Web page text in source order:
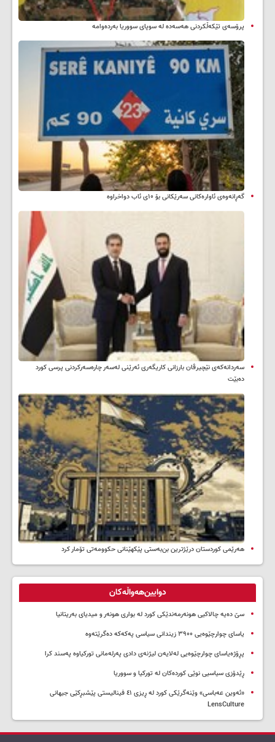
پرۆسەی تێکەڵکردنی هەسەدە لە سوپای سووریا بەردەوامە
گەڕانەوەی ئاوارەکانی سەرێکانی بۆ ۱۰ی ئاب دواخراوە
سه‌ردانه‌کەی نێچیرڤان بارزانی كاریگه‌ری ئه‌رێنی له‌سه‌ر چاره‌سه‌ركردنی پرسی كورد
ده‌بێت
هەرێمی کوردستان درێژترین بن‌بەستی پێکهێنانی حکوومەتی تۆمار کرد
دوایین‌هەواڵەکان
سێ دەیە چالاکیی هونەرمەندێکی کورد لە بواری هونەر و میدیای بەریتانیا
یاسای چوارچێوەیی ۳۹۰۰ زیندانی سیاسی پەکەکە دەگرێتەوە
پڕۆژەیاسای چوارچێوەیی لەلایەن لیژنەی دادی پەرلەمانی تورکیاوە پەسند کرا
ڕێدۆزی سیاسیی نوێی کوردەکان لە تورکیا و سووریا
«ئەوین عەباسی» وێنەگرێکی کورد لە ڕیزی ٤١ فینالیستی پێشبڕکێی جیهانی
LensCulture